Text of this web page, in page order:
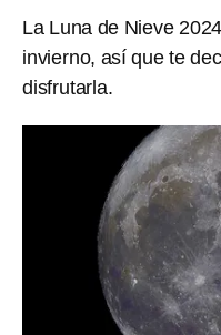
La Luna de Nieve
invierno, así que te
disfrutarla.